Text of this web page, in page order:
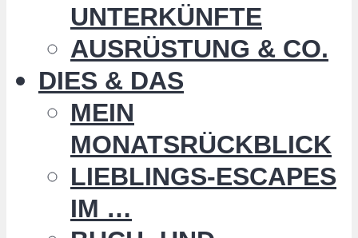
UNTERKÜNFTE
AUSRÜSTUNG & CO.
DIES & DAS
MEIN
MONATSRÜCKBLICK
LIEBLINGS-ESCAPES
IM …